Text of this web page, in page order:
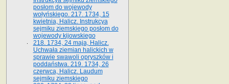
posłom do wojewody
wołyńskiego. 217. 1734, 15
kwietnia, Halicz. Instrukcya
sejmiku ziemskiego posłom do
wojewody kijowskiego
218. 1734, 24 maja, Halicz.
Uchwała ziemian halickich w
sprawie swawoli opryszków i
poddaństwa. 219. 1734, 26
czerwca, Halicz. Laudum
sejmiku ziemskiego